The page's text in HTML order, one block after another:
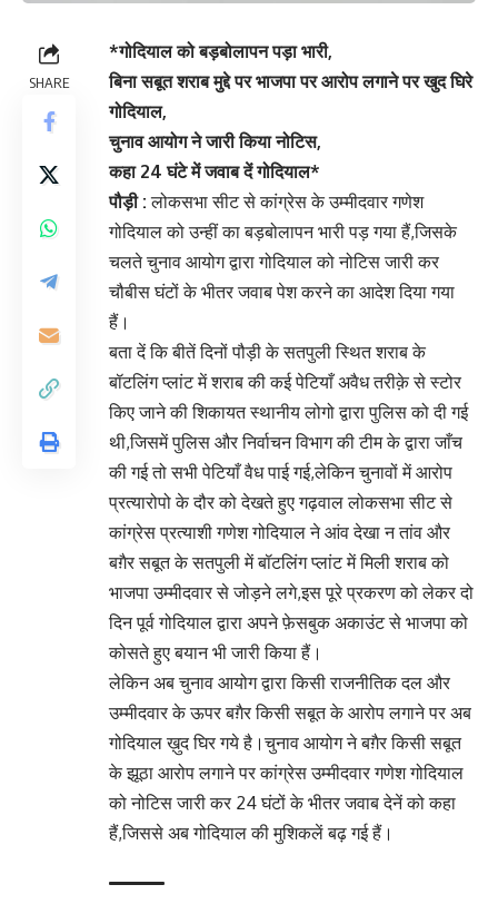
SHARE
*गोदियाल को बड़बोलापन पड़ा भारी,
बिना सबूत शराब मुद्दे पर भाजपा पर आरोप लगाने पर खुद घिरे
गोदियाल,
चुनाव आयोग ने जारी किया नोटिस,
कहा 24 घंटे में जवाब दें गोदियाल*
पौड़ी : लोकसभा सीट से कांग्रेस के उम्मीदवार गणेश
गोदियाल को उन्हीं का बड़बोलापन भारी पड़ गया हैं,जिसके
चलते चुनाव आयोग द्वारा गोदियाल को नोटिस जारी कर
चौबीस घंटों के भीतर जवाब पेश करने का आदेश दिया गया
हैं।
बता दें कि बीतें दिनों पौड़ी के सतपुली स्थित शराब के
बॉटलिंग प्लांट में शराब की कई पेटियाँ अवैध तरीक़े से स्टोर
किए जाने की शिकायत स्थानीय लोगो द्वारा पुलिस को दी गई
थी,जिसमें पुलिस और निर्वाचन विभाग की टीम के द्वारा जाँच
की गई तो सभी पेटियाँ वैध पाई गई,लेकिन चुनावों में आरोप
प्रत्यारोपो के दौर को देखते हुए गढ़वाल लोकसभा सीट से
कांग्रेस प्रत्याशी गणेश गोदियाल ने आंव देखा न तांव और
बग़ैर सबूत के सतपुली में बॉटलिंग प्लांट में मिली शराब को
भाजपा उम्मीदवार से जोड़ने लगे,इस पूरे प्रकरण को लेकर दो
दिन पूर्व गोदियाल द्वारा अपने फ़ेसबुक अकाउंट से भाजपा को
कोसते हुए बयान भी जारी किया हैं।
लेकिन अब चुनाव आयोग द्वारा किसी राजनीतिक दल और
उम्मीदवार के ऊपर बग़ैर किसी सबूत के आरोप लगाने पर अब
गोदियाल ख़ुद घिर गये है।चुनाव आयोग ने बग़ैर किसी सबूत
के झूठा आरोप लगाने पर कांग्रेस उम्मीदवार गणेश गोदियाल
को नोटिस जारी कर 24 घंटों के भीतर जवाब देनें को कहा
हैं,जिससे अब गोदियाल की मुशिकलें बढ़ गई हैं।